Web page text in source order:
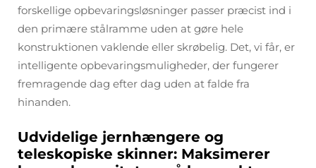
forskellige opbevaringsløsninger passer præcist ind i
den primære stålramme uden at gøre hele
konstruktionen vaklende eller skrøbelig. Det, vi får, er
intelligente opbevaringsmuligheder, der fungerer
fremragende dag efter dag uden at falde fra
hinanden.
Udvidelige jernhængere og
teleskopiske skinner: Maksimerer